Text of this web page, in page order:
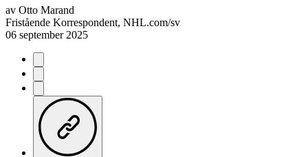
av Otto Marand
Fristående Korrespondent, NHL.com/sv
06 september 2025